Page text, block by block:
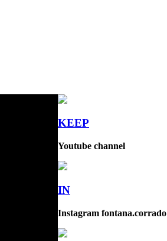
KEEP
Youtube channel
IN
Instagram fontana.corrado